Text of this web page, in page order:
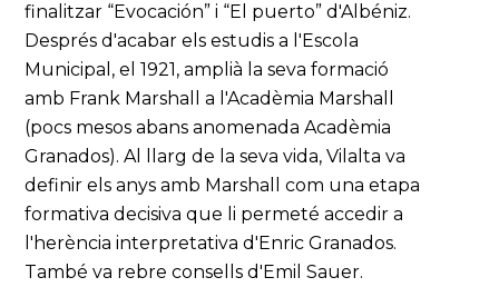
finalitzar “Evocación” i “El puerto” d'Albéniz.
Després d'acabar els estudis a l'Escola
Municipal, el 1921, amplià la seva formació
amb Frank Marshall a l'Acadèmia Marshall
(pocs mesos abans anomenada Acadèmia
Granados). Al llarg de la seva vida, Vilalta va
definir els anys amb Marshall com una etapa
formativa decisiva que li permeté accedir a
l'herència interpretativa d'Enric Granados.
També va rebre consells d'Emil Sauer.